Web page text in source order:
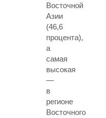
Восточной
Азии
(46,6
процента),
а
самая
высокая
—
в
регионе
Восточного